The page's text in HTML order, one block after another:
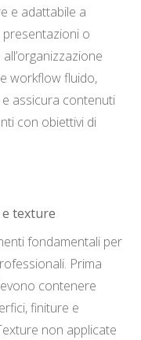
e adattabile a
presentazioni o
workflow fluido,
assicura contenuti
con obiettivi di
texture
fondamentali per
Prima
contenere
finiture e
non applicate